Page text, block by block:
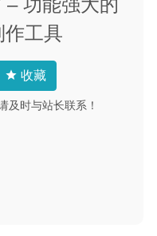
– 功能强大的
作工具
收藏
及时与站长联系！
缩工具 2021-11-27
1.1.25017 中文版 – 解谜
计编辑工具
– 油画滤镜软件